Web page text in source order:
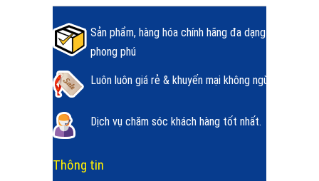
Sản phẩm, hàng hóa chính hãng đa dạng
phong phú
Luôn luôn giá rẻ & khuyến mại không ngừng.
Dịch vụ chăm sóc khách hàng tốt nhất.
Thông tin